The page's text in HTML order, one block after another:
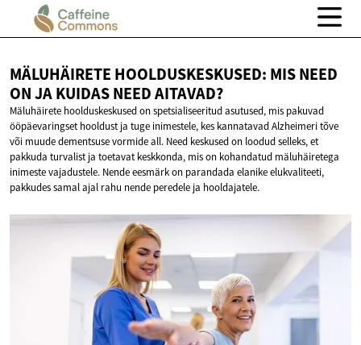
MÄLUHÄIRETE HOOLDUSKESKUSED: MIS NEED
ON JA KUIDASNEED AITAVAD?
Mäluhäirete hoolduskeskused on spetsialiseeritud asutused, mis pakuvad
ööpäevaringset hooldust ja tuge inimestele, kes kannatavad Alzheimeri tõve
või muude dementsuse vormide all. Need keskused on loodud selleks, et
pakkuda turvalist ja toetavat keskkonda, mis on kohandatud mäluhäiretega
inimeste vajadustele. Nende eesmärk on parandada elanike elukvaliteeti,
pakkudes samal ajal rahu nende peredele ja hooldajatele.